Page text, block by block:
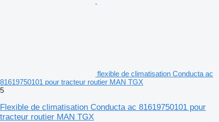
flexible de climatisation Conducta ac
81619750101 pour tracteur routier MAN TGX
5
Flexible de climatisation Conducta ac 81619750101 pour
tracteur routier MAN TGX